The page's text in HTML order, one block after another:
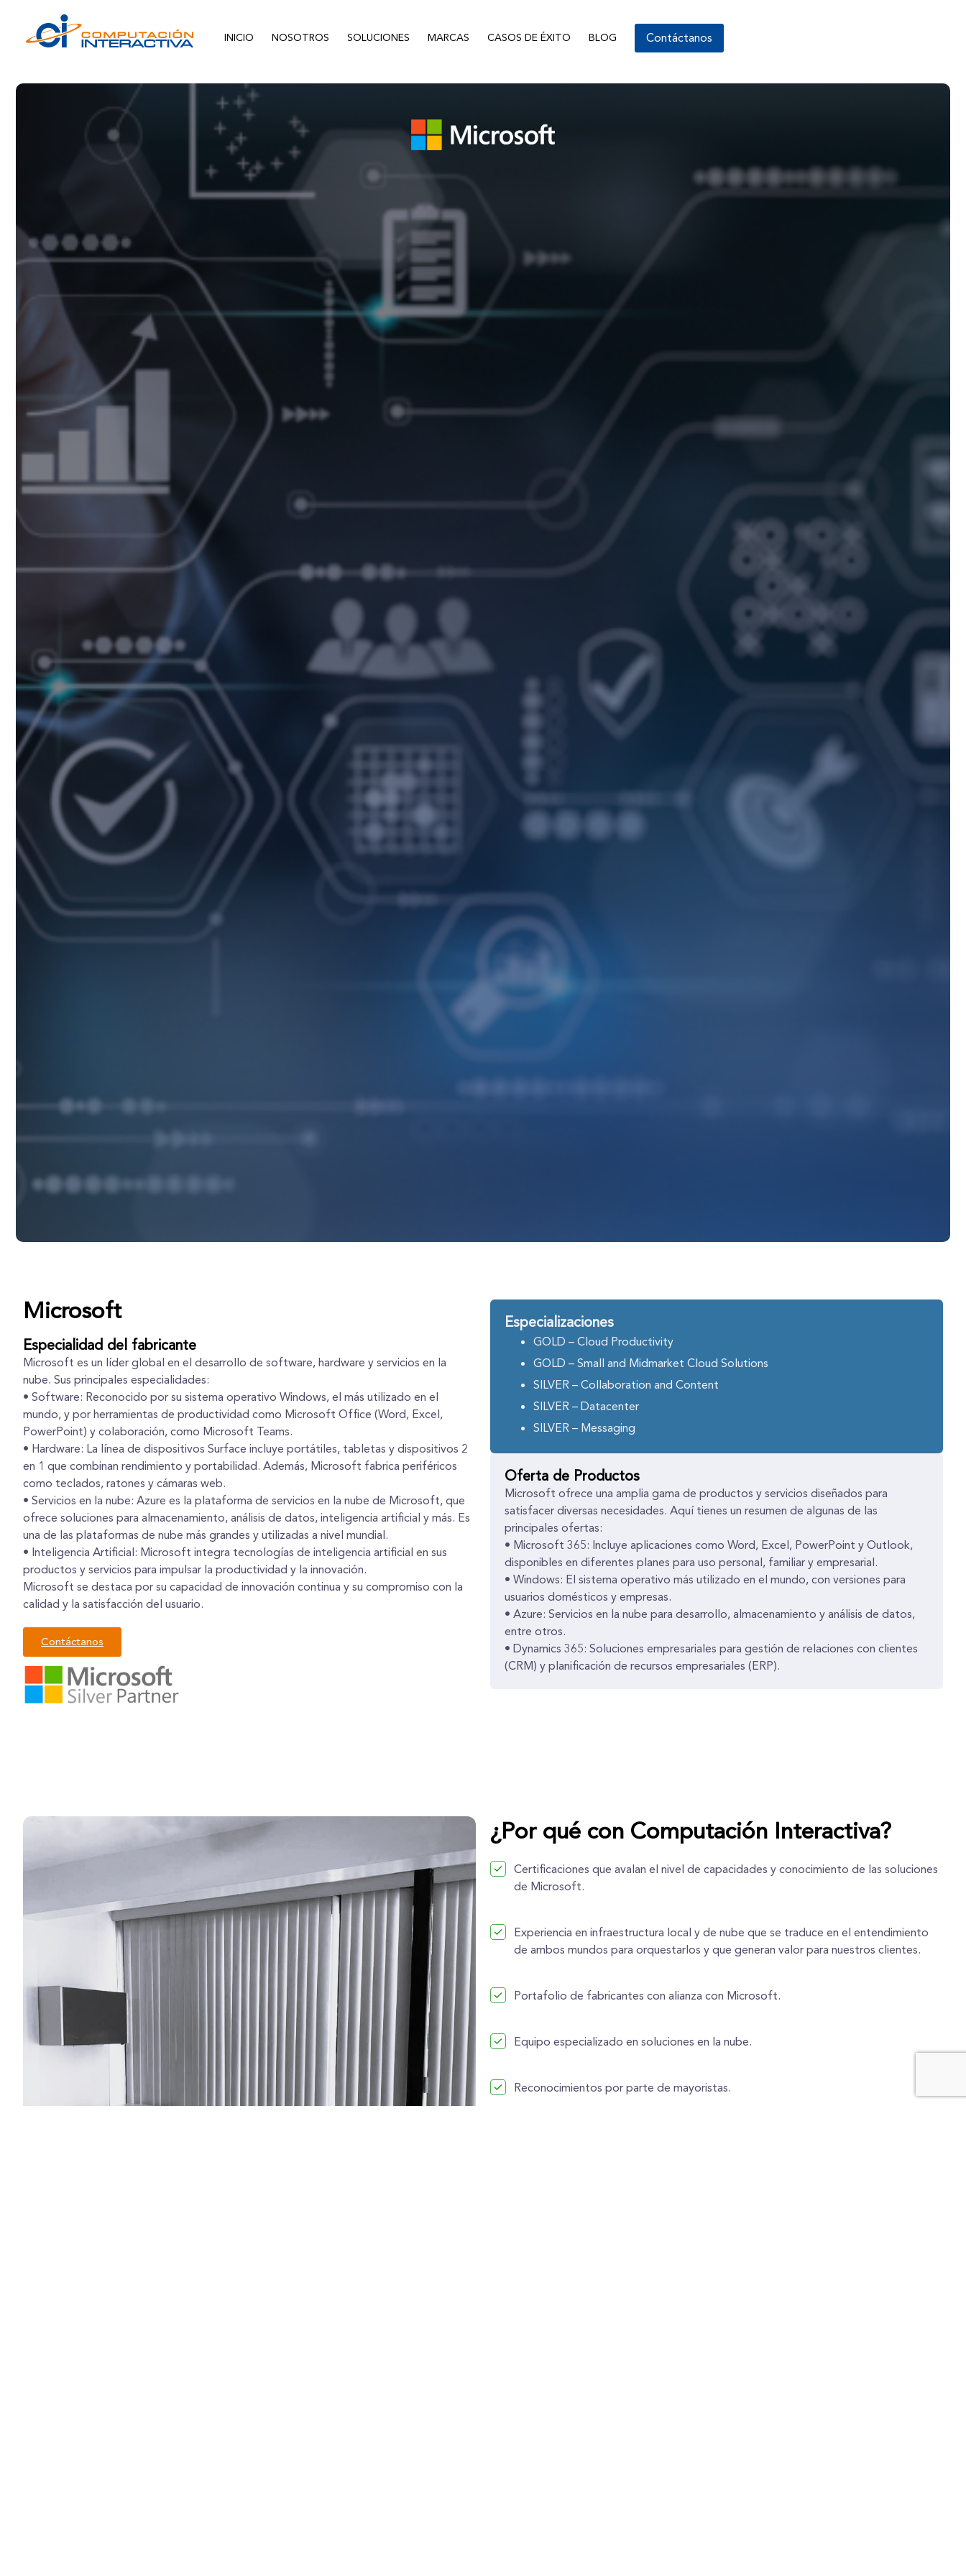
INICIO NOSOTROS SOLUCIONES MARCAS CASOS DE ÉXITO BLOG Contáctanos
Microsoft
Especialidad del fabricante
Microsoft es un líder global en el desarrollo de software, hardware y servicios en la
nube. Sus principales especialidades:
• Software: Reconocido por su sistema operativo Windows, el más utilizado en el
mundo, y por herramientas de productividad como Microsoft Office (Word, Excel,
PowerPoint) y colaboración, como Microsoft Teams.
• Hardware: La línea de dispositivos Surface incluye portátiles, tabletas y dispositivos 2
en 1 que combinan rendimiento y portabilidad. Además, Microsoft fabrica periféricos
como teclados, ratones y cámaras web.
• Servicios en la nube: Azure es la plataforma de servicios en la nube de Microsoft, que
ofrece soluciones para almacenamiento, análisis de datos, inteligencia artificial y más. Es
una de las plataformas de nube más grandes y utilizadas a nivel mundial.
• Inteligencia Artificial: Microsoft integra tecnologías de inteligencia artificial en sus
productos y servicios para impulsar la productividad y la innovación.
Microsoft se destaca por su capacidad de innovación continua y su compromiso con la
calidad y la satisfacción del usuario.
Contáctanos
Especializaciones
GOLD – Cloud Productivity
GOLD – Small and Midmarket Cloud Solutions
SILVER – Collaboration and Content
SILVER – Datacenter
SILVER – Messaging
Oferta de Productos
Microsoft ofrece una amplia gama de productos y servicios diseñados para
satisfacer diversas necesidades. Aquí tienes un resumen de algunas de las
principales ofertas:
• Microsoft 365: Incluye aplicaciones como Word, Excel, PowerPoint y Outlook,
disponibles en diferentes planes para uso personal, familiar y empresarial.
• Windows: El sistema operativo más utilizado en el mundo, con versiones para
usuarios domésticos y empresas.
• Azure: Servicios en la nube para desarrollo, almacenamiento y análisis de datos,
entre otros.
• Dynamics 365: Soluciones empresariales para gestión de relaciones con clientes
(CRM) y planificación de recursos empresariales (ERP).
¿Por qué con Computación Interactiva?
Certificaciones que avalan el nivel de capacidades y conocimiento de las soluciones
de Microsoft.
Experiencia en infraestructura local y de nube que se traduce en el entendimiento
de ambos mundos para orquestarlos y que generan valor para nuestros clientes.
Portafolio de fabricantes con alianza con Microsoft.
Equipo especializado en soluciones en la nube.
Reconocimientos por parte de mayoristas.